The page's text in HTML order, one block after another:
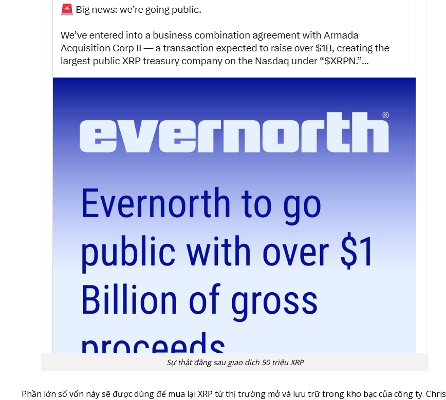
Sự thật đằng sau giao dịch 50 triệu XRP
Phần lớn số vốn này sẽ được dùng để mua lại XRP từ thị trường mở và lưu trữ trong kho bạc của công ty. Chris